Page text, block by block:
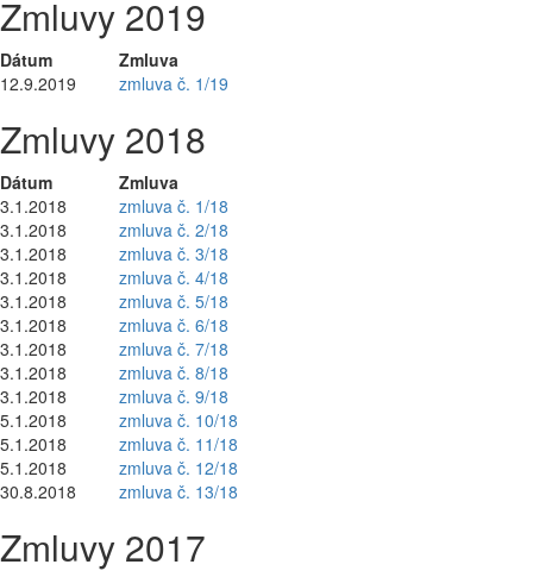
Zmluvy 2019
Dátum
Zmluva
12.9.2019
zmluva č. 1/19
Zmluvy 2018
Dátum
Zmluva
3.1.2018
zmluva č. 1/18
3.1.2018
zmluva č. 2/18
3.1.2018
zmluva č. 3/18
3.1.2018
zmluva č. 4/18
3.1.2018
zmluva č. 5/18
3.1.2018
zmluva č. 6/18
3.1.2018
zmluva č. 7/18
3.1.2018
zmluva č. 8/18
3.1.2018
zmluva č. 9/18
5.1.2018
zmluva č. 10/18
5.1.2018
zmluva č. 11/18
5.1.2018
zmluva č. 12/18
30.8.2018
zmluva č. 13/18
Zmluvy 2017